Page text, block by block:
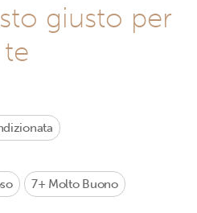
giusto per
te
7+ Molto Buono